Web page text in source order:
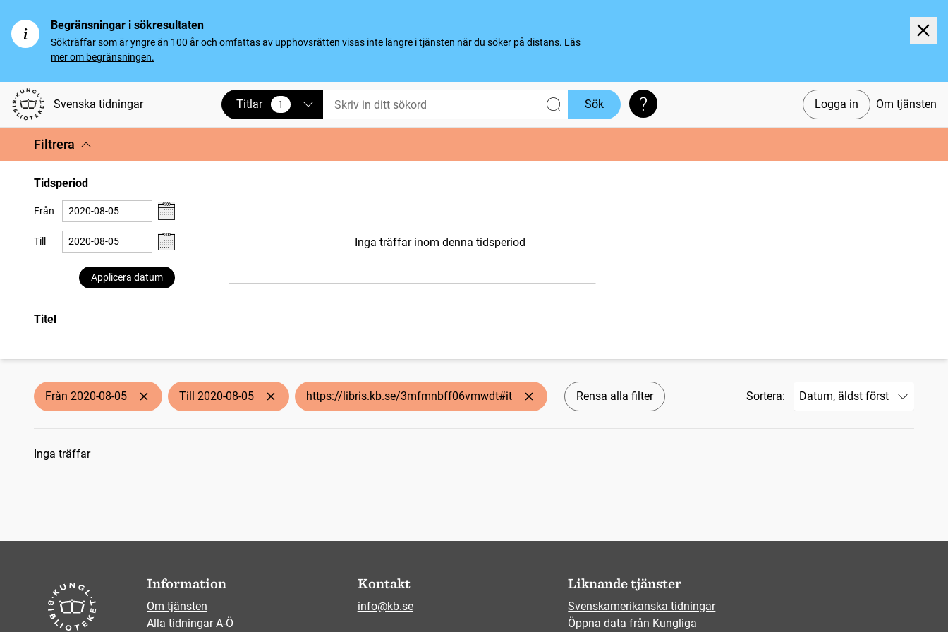
Begränsningar i sökresultaten
Sökträffar som är yngre än 100 år och omfattas av upphovsrätten visas inte längre i tjänsten när du söker på distans. Läs
mer om begränsningen.
Svenska tidningar Logga in Om tjänsten
Titlar 1
vald Sök Söktips
Filtrera
Tidsperiod
Från
Till
Applicera datum
Inga träffar inom denna tidsperiod
Titel
Från 2020-08-05 Till 2020-08-05 https://libris.kb.se/3mfmnbff06vmwdt#it Rensa alla filter Sortera:
Sökresultat
Inga träffar
Information
Om tjänsten
Alla tidningar A-Ö
Kontakt
info@kb.se
Liknande tjänster
Svenskamerikanska tidningar
Öppna data från Kungliga